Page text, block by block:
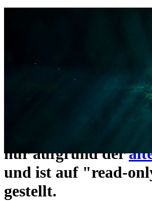
umgezogen und wie
https://
nur aufgrund der
und ist auf "read-
gestellt.